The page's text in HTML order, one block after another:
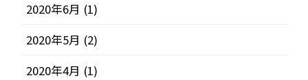
2020年6月 (1)
2020年5月 (2)
2020年4月 (1)